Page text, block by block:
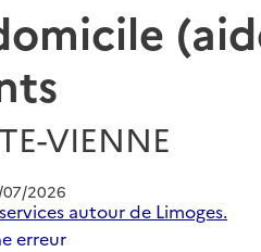
VIENNE
2026
autour de Limoges.
erreur